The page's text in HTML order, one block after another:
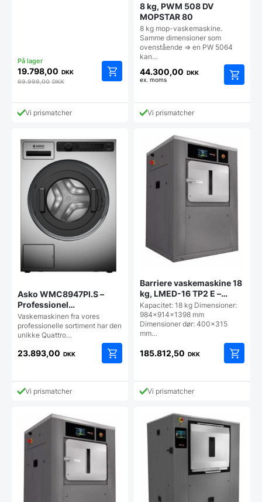
19.798,00 DKK
69.998,00DKK
Vi prismatcher
8 kg, PWM 508 DV
MOPSTAR 80
8 kg mop-vaskemaskine.
Samme dimensioner som
ovenstående => en PW 5064
kan…
44.300,00 DKK
ex. moms
vare
kan
vælges
på
Vi prismatcher
Asko WMC8947PI.S –
Professionel
Vaskemaskine
Vaskemaskinen fra vores
professionelle sortiment har den
unikke Quattro…
23.893,00 DKK
Vi prismatcher
Barriere vaskemaskine 18
kg, LMED-16 TP2 E –
Fagor
Kapacitet: 18 kg Dimensioner:
984x914x1398 mm
Dimensioner dør: 400x315
mm…
185.812,50 DKK
Vi prismatcher